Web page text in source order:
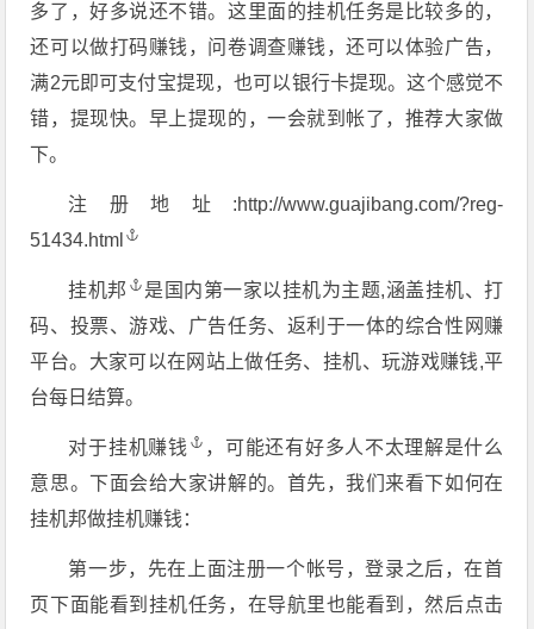
多了，好多说还不错。这里面的挂机任务是比较多的，
还可以做打码赚钱，问卷调查赚钱，还可以体验广告，
满2元即可支付宝提现，也可以银行卡提现。这个感觉不
错，提现快。早上提现的，一会就到帐了，推荐大家做
下。
注册地址:http://www.guajibang.com/?reg-
51434.html
挂机邦
是国内第一家以挂机为主题,涵盖挂机、打
码、投票、游戏、广告任务、返利于一体的综合性网赚
平台。大家可以在网站上做任务、挂机、玩游戏赚钱,平
台每日结算。
对于挂机赚钱
，可能还有好多人不太理解是什么
意思。下面会给大家讲解的。首先，我们来看下如何在
挂机邦做挂机赚钱：
第一步，先在上面注册一个帐号，登录之后，在首
页下面能看到挂机任务，在导航里也能看到，然后点击